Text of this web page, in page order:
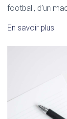
football, d’un
En savoir plus